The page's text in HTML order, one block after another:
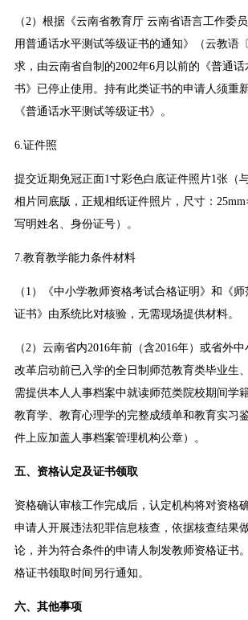
（2）根据《云南省教育厅 云南省语言工作委
用普通话水平测试等级证书的通知》（云教语
求，由云南省自制的2002年6月以前的《普通
书》已停止使用。持有此类证书的申请人须重
《普通话水平测试等级证书》。
6.证件照
提交近期免冠正面1寸彩色白底证件照片1张（
相片同底版，正规相纸证件照片，尺寸：
写明姓名、身份证号）。
7.教育教学能力条件材料
（1）《中小学教师资格考试合格证明》和《
证书》由系统比对核验，无需现场提供材料。
（2）云南省内2016年前（含2016年）或省外
改革启动前已入学的全日制师范教育类毕业生
需提供本人人事档案中就读师范类院校期间学
教育学、教育心理学的完整成绩单和教育实习
件上应加盖人事档案管理机构公章）。
五、资格认定及证书领取
资格确认审核工作完成后，认定机构将对资格
申请人开展违法犯罪信息核查，依据核查结果
论，并为符合条件的申请人制发教师资格证书
格证书领取时间另行通知。
六、其他事项